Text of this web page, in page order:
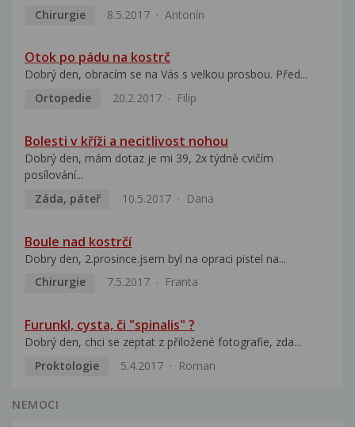
Chirurgie
8.5.2017 Antonín
Otok po pádu na kostrč
Dobrý den, obracím se na Vás s velkou prosbou. Před...
Ortopedie
20.2.2017 Filip
Bolesti v kříži a necitlivost nohou
Dobrý den, mám dotaz je mi 39, 2x týdně cvičím
posílování...
Záda, páteř
10.5.2017 Dana
Boule nad kostrčí
Dobry den, 2.prosince.jsem byl na opraci pistel na...
Chirurgie
7.5.2017 Franta
Furunkl, cysta, či "spinalis" ?
Dobrý den, chci se zeptat z přiložené fotografie, zda...
Proktologie
5.4.2017 Roman
NEMOCI